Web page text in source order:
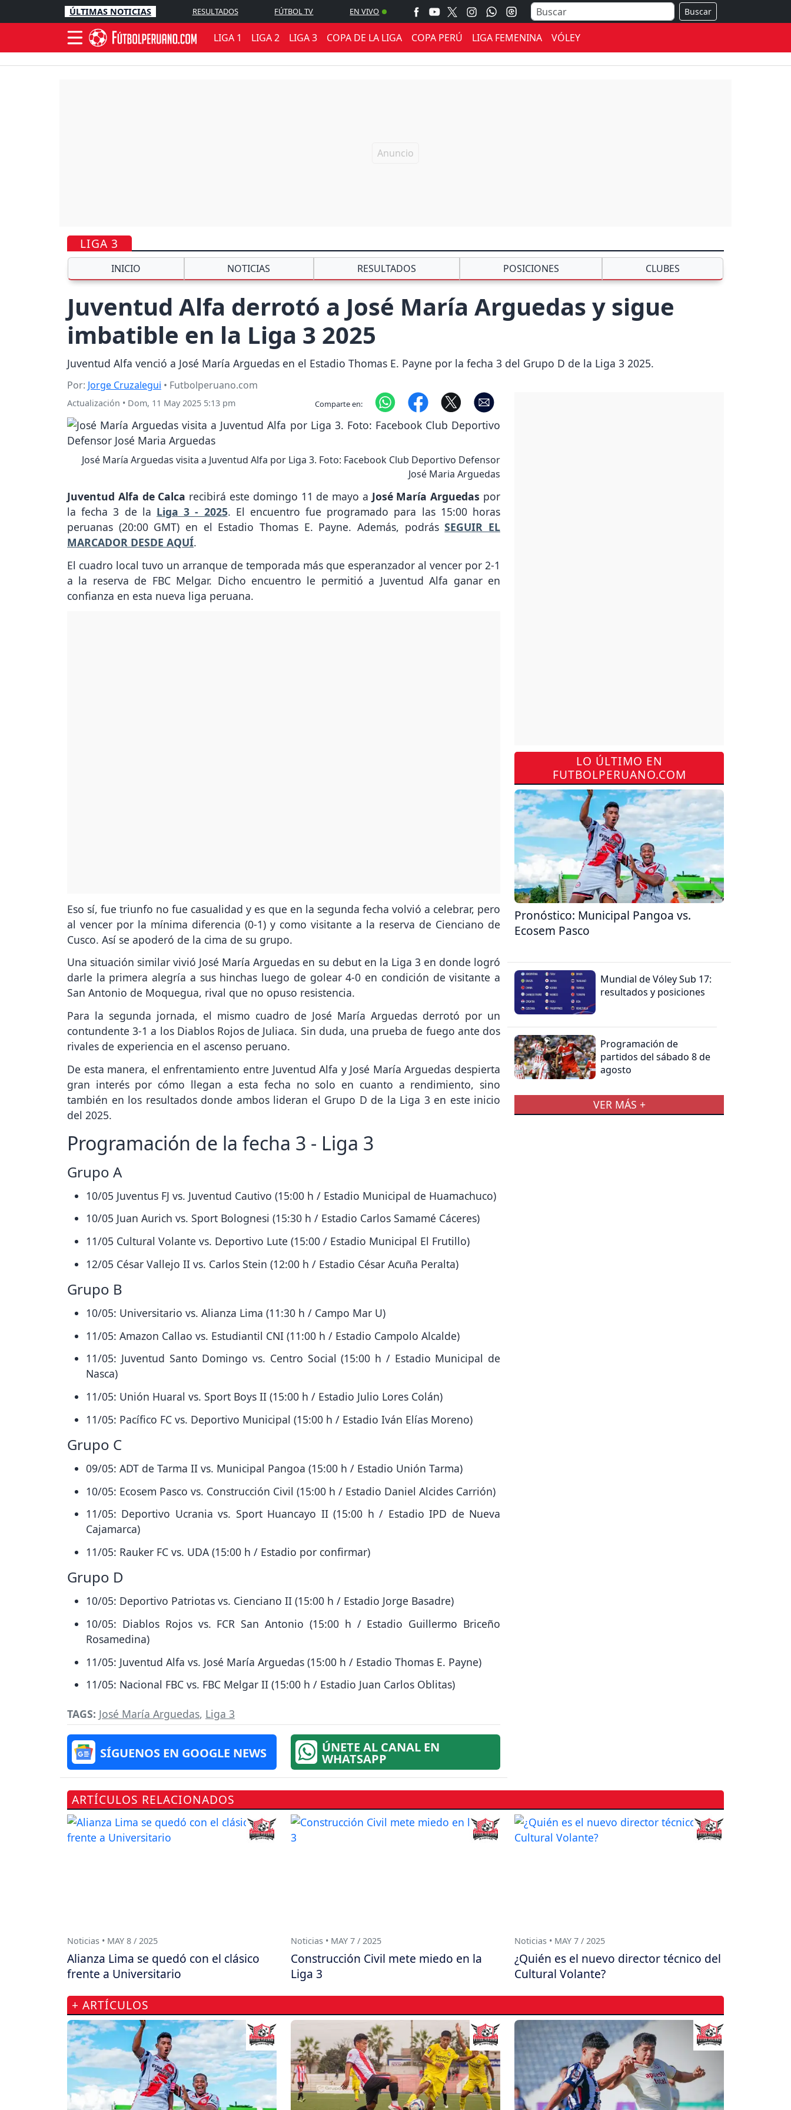
ÚLTIMAS NOTICIAS RESULTADOS FÚTBOL TV EN VIVO Buscar
LIGA 1 LIGA 2 LIGA 3 COPA DE LA LIGA COPA PERÚ LIGA FEMENINA VÓLEY
LIGA 3
INICIO NOTICIAS RESULTADOS POSICIONES CLUBES
Juventud Alfa derrotó a José María Arguedas y sigue
imbatible en la Liga 3 2025
Juventud Alfa venció a José María Arguedas en el Estadio Thomas E. Payne por la fecha 3 del Grupo D de la Liga 3 2025.
Por: Jorge Cruzalegui • Futbolperuano.com
Actualización • Dom, 11 May 2025 5:13 pm Comparte en:
José María Arguedas visita a Juventud Alfa por Liga 3. Foto: Facebook Club Deportivo Defensor
José Maria Arguedas
Juventud Alfa de Calca recibirá este domingo 11 de mayo a José María Arguedas por
la fecha 3 de la Liga 3 - 2025. El encuentro fue programado para las 15:00 horas
peruanas (20:00 GMT) en el Estadio Thomas E. Payne. Además, podrásSEGUIR EL
MARCADOR DESDE AQUÍ.
El cuadro local tuvo un arranque de temporada más que esperanzador al vencer por 2-1
a la reserva de FBC Melgar. Dicho encuentro le permitió a Juventud Alfa ganar en
confianza en esta nueva liga peruana.
Eso sí, fue triunfo no fue casualidad y es que en la segunda fecha volvió a celebrar, pero
al vencer por la mínima diferencia (0-1) y como visitante a la reserva de Cienciano de
Cusco. Así se apoderó de la cima de su grupo.
Una situación similar vivió José María Arguedas en su debut en la Liga 3 en donde logró
darle la primera alegría a sus hinchas luego de golear 4-0 en condición de visitante a
San Antonio de Moquegua, rival que no opuso resistencia.
Para la segunda jornada, el mismo cuadro de José María Arguedas derrotó por un
contundente 3-1 a los Diablos Rojos de Juliaca. Sin duda, una prueba de fuego ante dos
rivales de experiencia en el ascenso peruano.
De esta manera, el enfrentamiento entre Juventud Alfa y José María Arguedas despierta
gran interés por cómo llegan a esta fecha no solo en cuanto a rendimiento, sino
también en los resultados donde ambos lideran el Grupo D de la Liga 3 en este inicio
del 2025.
Programación de la fecha 3 - Liga 3
Grupo A
10/05 Juventus FJ vs. Juventud Cautivo (15:00 h / Estadio Municipal de Huamachuco)
10/05 Juan Aurich vs. Sport Bolognesi (15:30 h / Estadio Carlos Samamé Cáceres)
11/05 Cultural Volante vs. Deportivo Lute (15:00 / Estadio Municipal El Frutillo)
12/05 César Vallejo II vs. Carlos Stein (12:00 h / Estadio César Acuña Peralta)
Grupo B
10/05: Universitario vs. Alianza Lima (11:30 h / Campo Mar U)
11/05: Amazon Callao vs. Estudiantil CNI (11:00 h / Estadio Campolo Alcalde)
11/05: Juventud Santo Domingo vs. Centro Social (15:00 h / Estadio Municipal de
Nasca)
11/05: Unión Huaral vs. Sport Boys II (15:00 h / Estadio Julio Lores Colán)
11/05: Pacífico FC vs. Deportivo Municipal (15:00 h / Estadio Iván Elías Moreno)
Grupo C
09/05: ADT de Tarma II vs. Municipal Pangoa (15:00 h / Estadio Unión Tarma)
10/05: Ecosem Pasco vs. Construcción Civil (15:00 h / Estadio Daniel Alcides Carrión)
11/05: Deportivo Ucrania vs. Sport Huancayo II (15:00 h / Estadio IPD de Nueva
Cajamarca)
11/05: Rauker FC vs. UDA (15:00 h / Estadio por confirmar)
Grupo D
10/05: Deportivo Patriotas vs. Cienciano II (15:00 h / Estadio Jorge Basadre)
10/05: Diablos Rojos vs. FCR San Antonio (15:00 h / Estadio Guillermo Briceño
Rosamedina)
11/05: Juventud Alfa vs. José María Arguedas (15:00 h / Estadio Thomas E. Payne)
11/05: Nacional FBC vs. FBC Melgar II (15:00 h / Estadio Juan Carlos Oblitas)
TAGS: José María Arguedas, Liga 3
SÍGUENOS EN GOOGLE NEWS ÚNETE AL CANAL EN
WHATSAPP
LO ÚLTIMO EN
FUTBOLPERUANO.COM
Pronóstico: Municipal Pangoa vs.
Ecosem Pasco
Mundial de Vóley Sub 17:
resultados y posiciones
Programación de
partidos del sábado 8 de
agosto
VER MÁS +
ARTÍCULOS RELACIONADOS
Noticias • MAY 8 / 2025
Alianza Lima se quedó con el clásico
frente a Universitario
Noticias • MAY 7 / 2025
Construcción Civil mete miedo en la
Liga 3
Noticias • MAY 7 / 2025
¿Quién es el nuevo director técnico del
Cultural Volante?
+ ARTÍCULOS